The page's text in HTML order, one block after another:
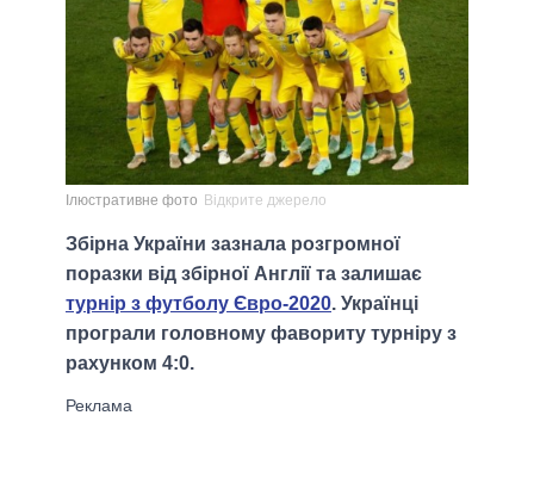
Ілюстративне фото Відкрите джерело
Збірна України зазнала розгромної
поразки від збірної Англії та залишає
турнір з футболу Євро-2020. Українці
програли головному фавориту турніру з
рахунком 4:0.